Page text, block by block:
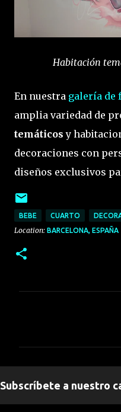
Habitación
En nuestra galería de
amplia variedad de
temáticos y
decoraciones con
diseños exclusivos
BEBE CUARTO
Location: BARCELONA, ESPAÑA
t
Subscríbete a nuestro